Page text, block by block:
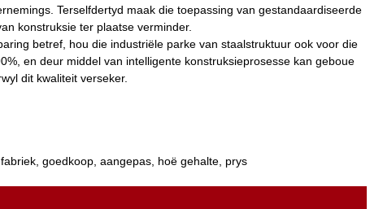
Terselfdertyd maak die toepassing van gestandaardiseerde
konstruksie ter plaatse verminder.
betref, hou die industriële parke van staalstruktuur ook voor die
en deur middel van intelligente konstruksieprosesse kan geboue
dit kwaliteit verseker.
goedkoop, aangepas, hoë gehalte, prys